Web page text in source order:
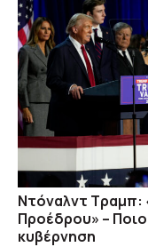
Ντόναλντ Τραμπ:
Προέδρου» –
κυβέρνηση